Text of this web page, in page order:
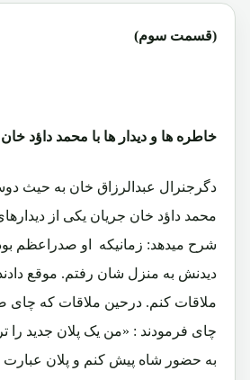
(قسمت سوم)
خاطره ها و دیدار ها با محمد داؤد
دگرجنرال عبدالرزاق خان به حیث
محمد داؤد خان جریان یکی از
شرح میدهد: زمانیکه او صدراعظم
دیدنش به منزل شان رفتم. موقع دادند
ملاقات کنم. درحین ملاقات که
چای فرمودند : «من یک پلان جدید را
به حضور شاه پیش کنم و پلان